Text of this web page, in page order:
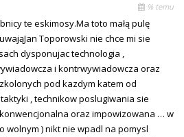
% temu
te eskimosy.Ma toto małą pulę
Toporowski nie chce mi sie
dysponujac technologia ,
i kontrwywiadowcza oraz
pod kazdym katem od
, technikow poslugiwania sie
oraz impowizowana … w
wolnym ) nikt nie wpadl na pomysl